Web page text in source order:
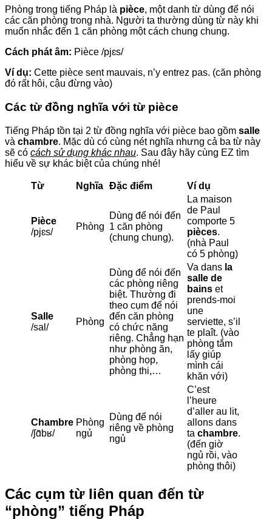
Phòng trong tiếng Pháp là pièce, một danh từ dùng để nói
các căn phòng trong nhà. Người ta thường dùng từ này khi
muốn nhắc đến 1 căn phòng một cách chung chung.
Cách phát âm: Pièce /pjɛs/
Ví dụ: Cette pièce sent mauvais, n’y entrez pas. (căn phòng
đó rất hôi, cậu đừng vào)
Các từ đồng nghĩa với từ pièce
Tiếng Pháp tồn tại 2 từ đồng nghĩa với pièce bao gồm salle
và chambre. Mặc dù có cùng nét nghĩa nhưng cả ba từ này
sẽ có cách sử dụng khác nhau. Sau đây hãy cùng EZ tìm
hiểu về sự khác biệt của chúng nhé!
Từ Nghĩa Đặc điểm Ví dụ
Pièce
/pjɛs/
Phòng
Dùng để nói đến
1 căn phòng
(chung chung).
La maison
de Paul
comporte 5
pièces.
(nhà Paul
có 5 phòng)
Salle
/sal/
Phòng
Dùng để nói đến
các phòng riêng
biệt. Thường đi
theo cụm để nói
đến căn phòng
có chức năng
riêng. Chẳng hạn
như phòng ăn,
phòng họp,
phòng thi,…
Va dans la
salle de
bains et
prends-moi
une
serviette, s’il
te plaît. (vào
phòng tắm
lấy giúp
mình cái
khăn với)
Chambre
/ʃɑ̃bʁ/
Phòng
ngủ
Dùng để nói
riêng về phòng
ngủ
C’est
l’heure
d’aller au lit,
allons dans
ta chambre.
(đến giờ
ngủ rồi, vào
phòng thôi)
Các cụm từ liên quan đến từ
“phòng” tiếng Pháp